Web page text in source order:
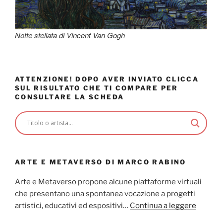
Notte stellata di Vincent Van Gogh
ATTENZIONE! DOPO AVER INVIATO CLICCA
SUL RISULTATO CHE TI COMPARE PER
CONSULTARE LA SCHEDA
ARTE E METAVERSO DI MARCO RABINO
Arte e Metaverso propone alcune piattaforme virtuali
che presentano una spontanea vocazione a progetti
artistici, educativi ed espositivi… Continua a leggere